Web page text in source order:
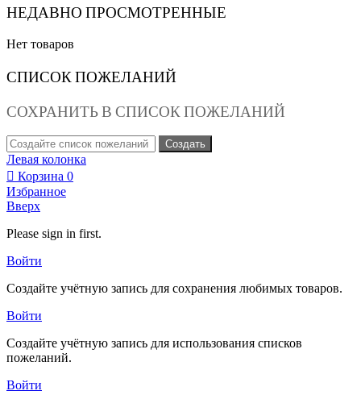
НЕДАВНО ПРОСМОТРЕННЫЕ
Нет товаров
СПИСОК ПОЖЕЛАНИЙ
СОХРАНИТЬ В СПИСОК ПОЖЕЛАНИЙ
Создать
Левая колонка
Корзина 0
Избранное
Вверх
Please sign in first.
Войти
Создайте учётную запись для сохранения любимых товаров.
Войти
Создайте учётную запись для использования списков
пожеланий.
Войти